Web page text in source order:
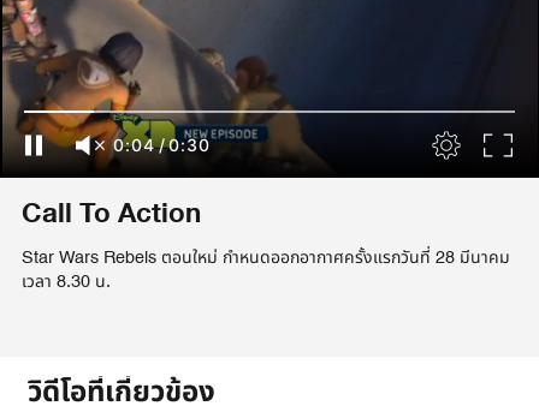
0:04/0:30
Call To Action
Star Wars Rebels ตอนใหม่ กำหนดออกอากาศครั้งแรกวันที่ 28 มีนาคม
เวลา 8.30 น.
วิดีโอที่เกี่ยวข้อง